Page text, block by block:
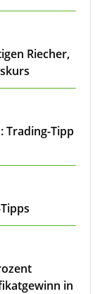
Riecher,
Trading-Tipp
in